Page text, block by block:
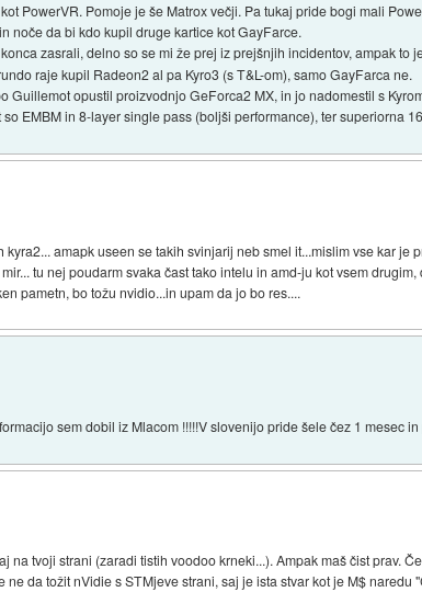
PowerVR. Pomoje je še Matrox večji. Pa tukaj pride bogi mali
noče da bi kdo kupil druge kartice kot GayFarce.
zasrali, delno so se mi že prej iz prejšnjih incidentov, ampak to
raje kupil Radeon2 al pa Kyro3 (s T&L-om), samo GayFarca ne.
Guillemot opustil proizvodnjo GeForca2 MX, in jo nadomestil s
EMBM in 8-layer single pass (boljši performance), ter superiorna
amapk useen se takih svinjarij neb smel it...mislim vse kar je
tu nej poudarm svaka čast tako intelu in amd-ju kot vsem
pametn, bo tožu nvidio...in upam da jo bo res....
sem dobil iz Mlacom !!!!!V slovenijo pride šele čez 1 mesec in
na tvoji strani (zaradi tistih voodoo krneki...). Ampak maš čist prav.
ne da tožit nVidie s STMjeve strani, saj je ista stvar kot je M$ naredu